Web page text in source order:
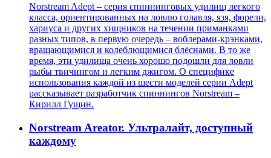
Norstream Adept – серия спиннинговых удилищ легкого
класса, ориентированных на ловлю голавля, язя, форели,
хариуса и других хищников на течении приманками
разных типов, в первую очередь – воблерами-крэнками,
вращающимися и колеблющимися блёснами. В то же
время, эти удилища очень хорошо подошли для ловли
рыбы твичингом и легким джигом. О специфике
использования каждой из шести моделей серии Adept
рассказывает разработчик спиннингов Norstream –
Кирилл Гущин.
Norstream Areator. Ультралайт, доступный
каждому